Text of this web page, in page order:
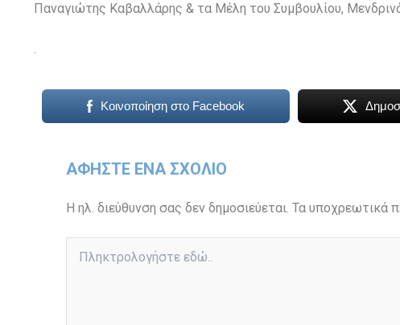
Παναγιώτης Καβαλλάρης & τα Μέλη του Συμβουλίου,
.
Κοινοποίηση στο Facebook
ΑΦΉΣΤΕ ΈΝΑ ΣΧΌΛΙΟ
Η ηλ. διεύθυνση σας δεν δημοσιεύεται. Τα υποχρεωτικά
εδώ..